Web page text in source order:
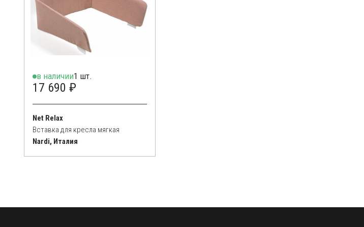
в наличии1 шт.
17 690 ₽
Net Relax
Вставка для кресла мягкая
Nardi, Италия